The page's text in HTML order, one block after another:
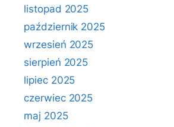
listopad 2025
październik 2025
wrzesień 2025
sierpień 2025
lipiec 2025
czerwiec 2025
maj 2025